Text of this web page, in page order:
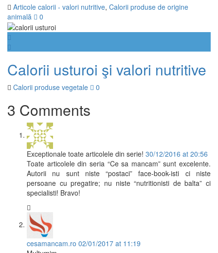
Articole calorii - valori nutritive, Calorii produse de origine
animală
0
Calorii usturoi şi valori nutritive
Calorii produse vegetale 0
3 Comments
Exceptionale toate articolele din serie! 30/12/2016 at 20:56
Toate articolele din seria “Ce sa mancam” sunt excelente.
Autorii nu sunt niste “postaci” face-book-isti ci niste
persoane cu pregatire; nu niste “nutritionisti de balta” ci
specialisti! Bravo!
cesamancam.ro 02/01/2017 at 11:19